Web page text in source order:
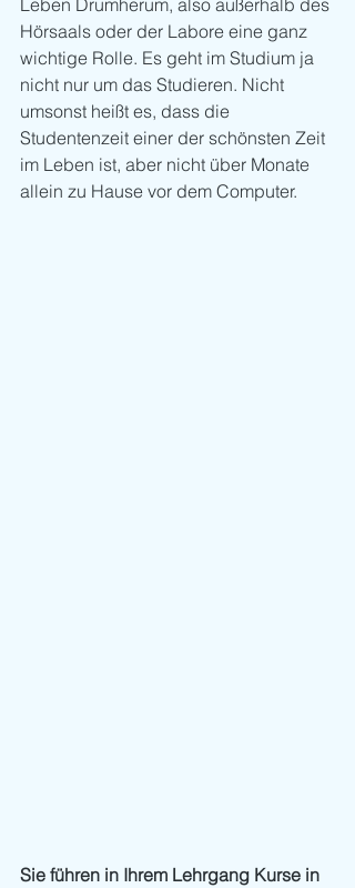
Leben Drumherum, also außerhalb des
Hörsaals oder der Labore eine ganz
wichtige Rolle. Es geht im Studium ja
nicht nur um das Studieren. Nicht
umsonst heißt es, dass die
Studentenzeit einer der schönsten Zeit
im Leben ist, aber nicht über Monate
allein zu Hause vor dem Computer.
Sie führen in Ihrem Lehrgang Kurse in